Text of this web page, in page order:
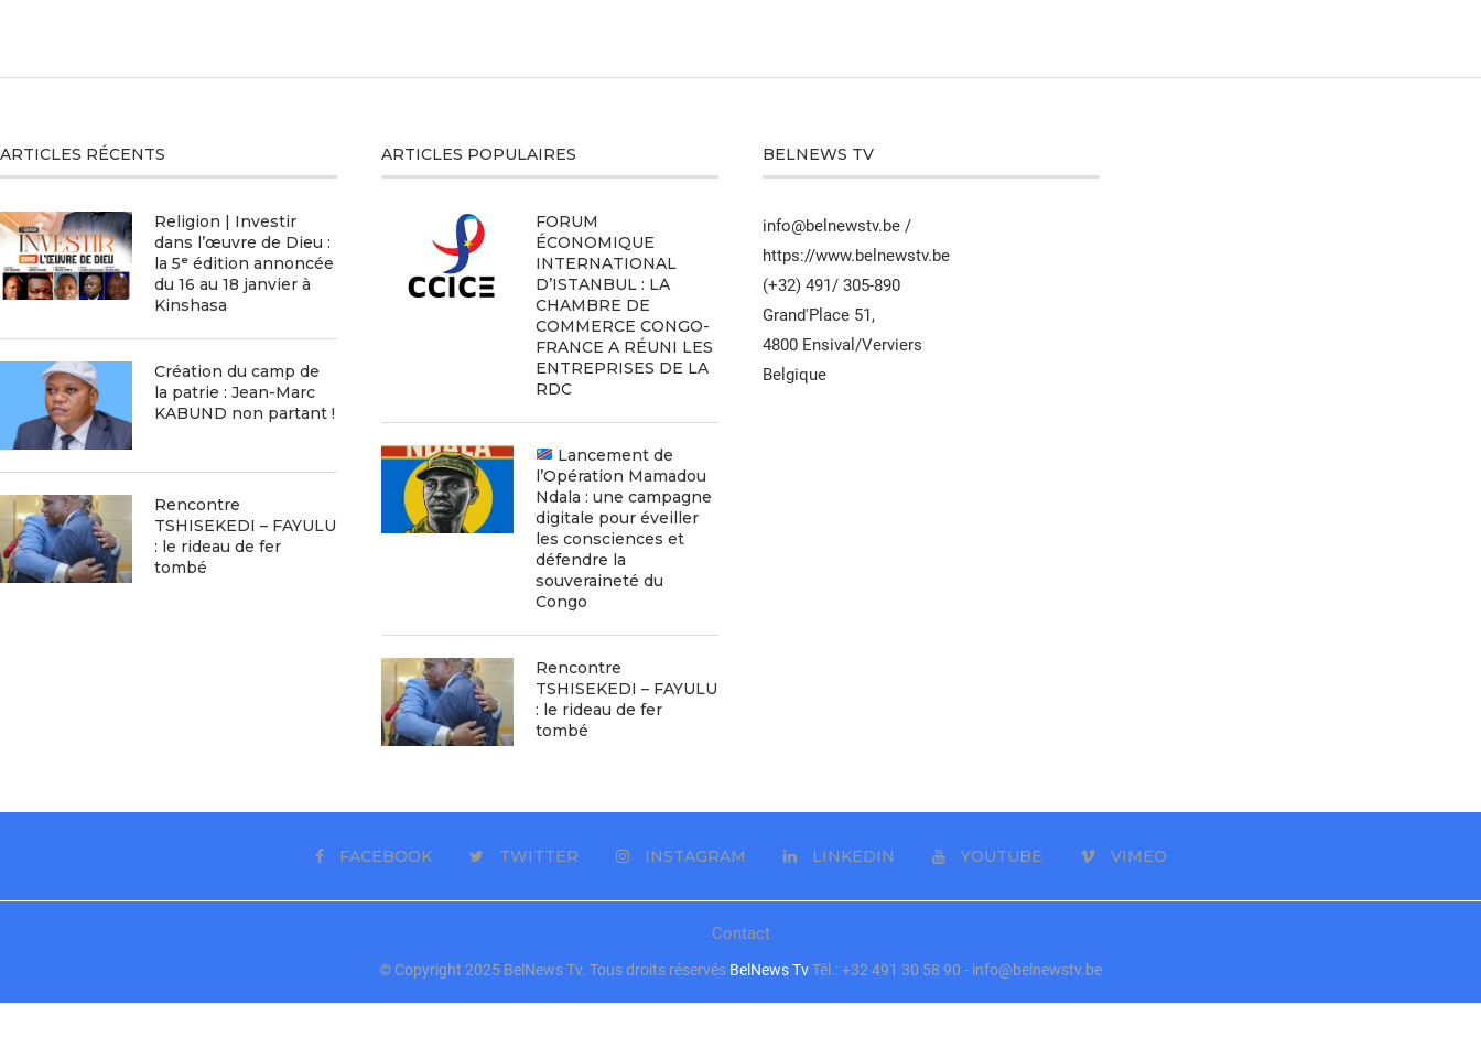
ARTICLES RÉCENTS
Religion | Investir
dans l’œuvre de Dieu :
la 5ᵉ édition annoncée
du 16 au 18 janvier à
Kinshasa
Création du camp de
la patrie : Jean-Marc
KABUND non partant !
Rencontre
TSHISEKEDI – FAYULU
: le rideau de fer
tombé
ARTICLES POPULAIRES
FORUM
ÉCONOMIQUE
INTERNATIONAL
D’ISTANBUL : LA
CHAMBRE DE
COMMERCE CONGO-
FRANCE A RÉUNI LES
ENTREPRISES DE LA
RDC
Lancement de
l’Opération Mamadou
Ndala : une campagne
digitale pour éveiller
les consciences et
défendre la
souveraineté du
Congo
Rencontre
TSHISEKEDI – FAYULU
: le rideau de fer
tombé
BELNEWS TV
info@belnewstv.be /
https://www.belnewstv.be
(+32) 491/ 305-890
Grand'Place 51,
4800 Ensival/Verviers
Belgique
FACEBOOK TWITTER INSTAGRAM LINKEDIN YOUTUBE VIMEO
Contact
© Copyright 2025 BelNews Tv. Tous droits réservés BelNews TvTél.: +32 491 30 58 90 - info@belnewstv.be